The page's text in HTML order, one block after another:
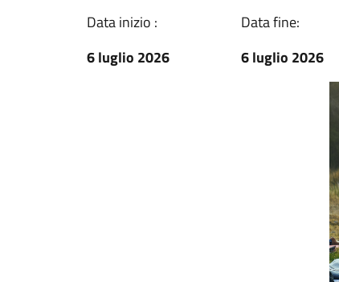
Data inizio :
6 luglio 2026
Data fine:
6 luglio 2026